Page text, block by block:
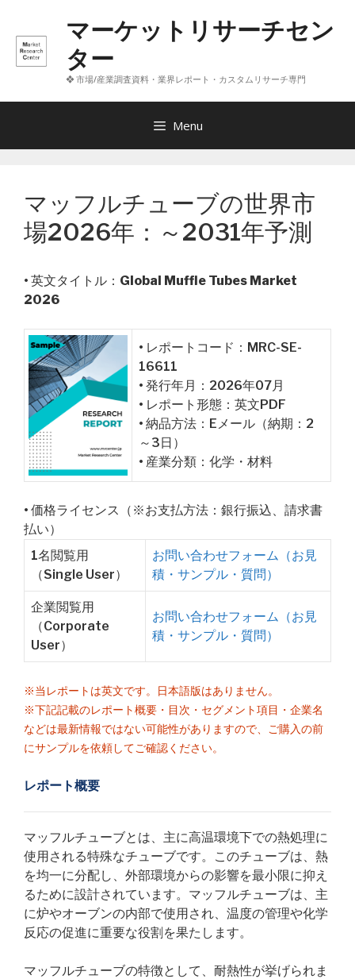
へ
マーケットリサーチセン
ター
❖ 市場/産業調査資料・業界レポート・カスタムリサーチ専門
Menu
マッフルチューブの世界市
場2026年：～2031年予測
• 英文タイトル： Global Muffle Tubes Market
2026
• レポートコード：MRC-SE-
16611
• 発行年月：2026年07月
• レポート形態：英文PDF
• 納品方法：Eメール（納期：2
～3日）
• 産業分類：化学・材料
• 価格ライセンス（※お支払方法：銀行振込、請求書
払い）
1名閲覧用
（Single User）
お問い合わせフォーム（お見
積・サンプル・質問）
企業閲覧用
（Corporate
User）
お問い合わせフォーム（お見
積・サンプル・質問）
※当レポートは英文です。日本語版はありません。
※下記記載のレポート概要・目次・セグメント項目・企業名
などは最新情報ではない可能性がありますので、ご購入の前
にサンプルを依頼してご確認ください。
レポート概要
マッフルチューブとは、主に高温環境下での熱処理に
使用される特殊なチューブです。このチューブは、熱
を均一に分配し、外部環境からの影響を最小限に抑え
るために設計されています。マッフルチューブは、主
に炉やオーブンの内部で使用され、温度の管理や化学
反応の促進に重要な役割を果たします。
マッフルチューブの特徴として、耐熱性が挙げられま